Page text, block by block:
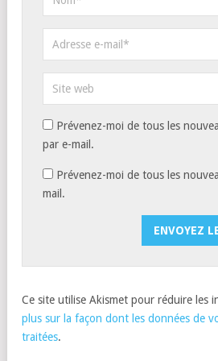
Prévenez-moi de tous les
par e-mail.
Prévenez-moi de tous les
mail.
Ce site utilise Akismet pour réduire les
plus sur la façon dont les données de
traitées.